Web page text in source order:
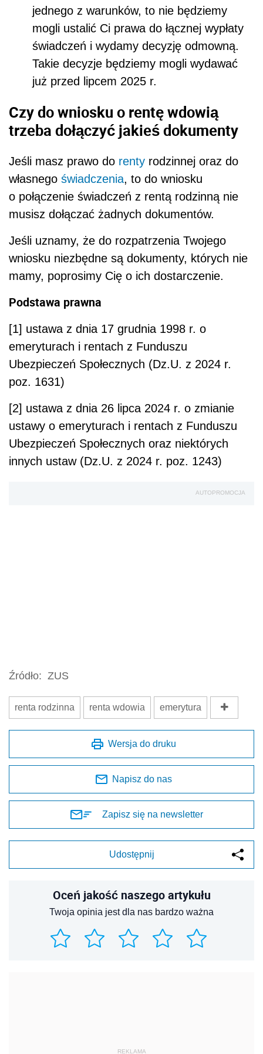
jednego z warunków, to nie będziemy
mogli ustalić Ci prawa do łącznej wypłaty
świadczeń i wydamy decyzję odmowną.
Takie decyzje będziemy mogli wydawać
już przed lipcem 2025 r.
Czy do wniosku o rentę wdowią
trzeba dołączyć jakieś dokumenty
Jeśli masz prawo do renty rodzinnej oraz do
własnego świadczenia, to do wniosku
o połączenie świadczeń z rentą rodzinną nie
musisz dołączać żadnych dokumentów.
Jeśli uznamy, że do rozpatrzenia Twojego
wniosku niezbędne są dokumenty, których nie
mamy, poprosimy Cię o ich dostarczenie.
Podstawa prawna
[1] ustawa z dnia 17 grudnia 1998 r. o
emeryturach i rentach z Funduszu
Ubezpieczeń Społecznych (Dz.U. z 2024 r.
poz. 1631)
[2] ustawa z dnia 26 lipca 2024 r. o zmianie
ustawy o emeryturach i rentach z Funduszu
Ubezpieczeń Społecznych oraz niektórych
innych ustaw (Dz.U. z 2024 r. poz. 1243)
AUTOPROMOCJA
Źródło: ZUS
renta rodzinna renta wdowia emerytura
Wersja do druku
Napisz do nas
Zapisz się na newsletter
Udostępnij
Oceń jakość naszego artykułu
Twoja opinia jest dla nas bardzo ważna
REKLAMA